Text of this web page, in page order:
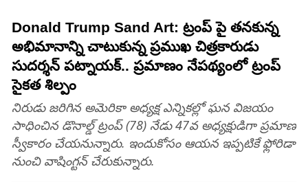
Donald Trump Sand Art: ట్రంప్‌ పై తనకున్న
అభిమానాన్ని చాటుకున్న ప్రముఖ చిత్రకారుడు
సుదర్శన్ పట్నాయక్.. ప్రమాణం నేపథ్యంలో ట్రంప్‌
సైకత శిల్పం
నిరుడు జరిగిన అమెరికా అధ్యక్ష ఎన్నికల్లో ఘన విజయం
సాధించిన డొనాల్డ్ ట్రంప్ (78) నేడు 47వ అధ్యక్షుడిగా ప్రమాణ
స్వీకారం చేయనున్నారు. ఇందుకోసం ఆయన ఇప్పటికే ఫ్లోరిడా
నుంచి వాషింగ్టన్ చేరుకున్నారు.